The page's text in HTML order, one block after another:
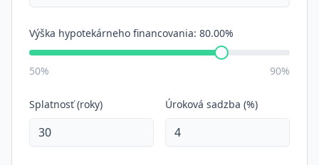
Výška hypotekárneho financovania: 80.00%
50% 90%
Splatnosť (roky) Úroková sadzba (%)